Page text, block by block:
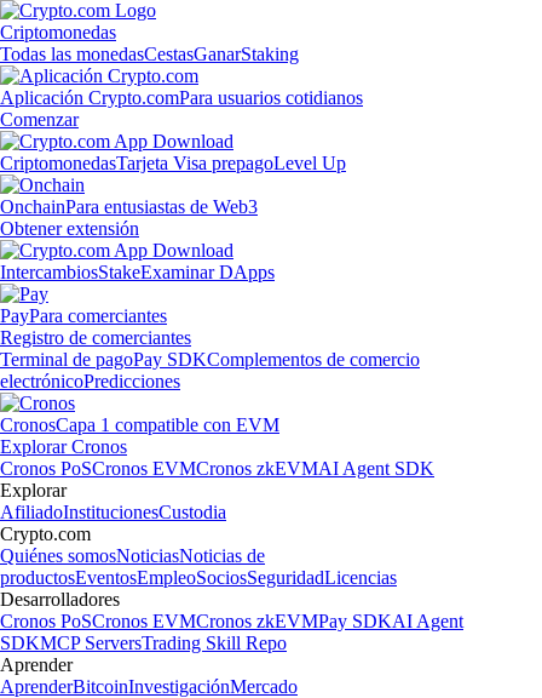
Criptomonedas
Todas las monedasCestasGanarStaking
Aplicación Crypto.comPara usuarios cotidianos
Comenzar
CriptomonedasTarjeta Visa prepagoLevel Up
OnchainPara entusiastas de Web3
Obtener extensión
IntercambiosStakeExaminar DApps
PayPara comerciantes
Registro de comerciantes
Terminal de pagoPay SDKComplementos de comercio
electrónicoPredicciones
CronosCapa 1 compatible con EVM
Explorar Cronos
Cronos PoSCronos EVMCronos zkEVMAI Agent SDK
Explorar
AfiliadoInstitucionesCustodia
Crypto.com
Quiénes somosNoticiasNoticias de
productosEventosEmpleoSociosSeguridadLicencias
Desarrolladores
Cronos PoSCronos EVMCronos zkEVMPay SDKAI Agent
SDKMCP ServersTrading Skill Repo
Aprender
AprenderBitcoinInvestigaciónMercado